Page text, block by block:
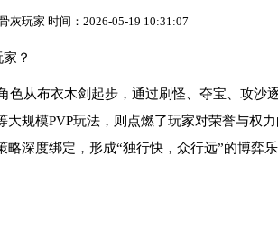
灰玩家 时间：2026-05-19 10:31:07
？
色从布衣木剑起步，通过刷怪、夺宝、攻沙
规模PVP玩法，则点燃了玩家对荣誉与权
深度绑定，形成“独行快，众行远”的博弈